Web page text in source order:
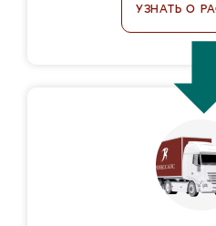
УЗНАТЬ О